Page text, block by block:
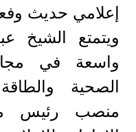
إعلامي حديث
ويتمتع الشيخ
واسعة في
الصحية
منصب رئيس